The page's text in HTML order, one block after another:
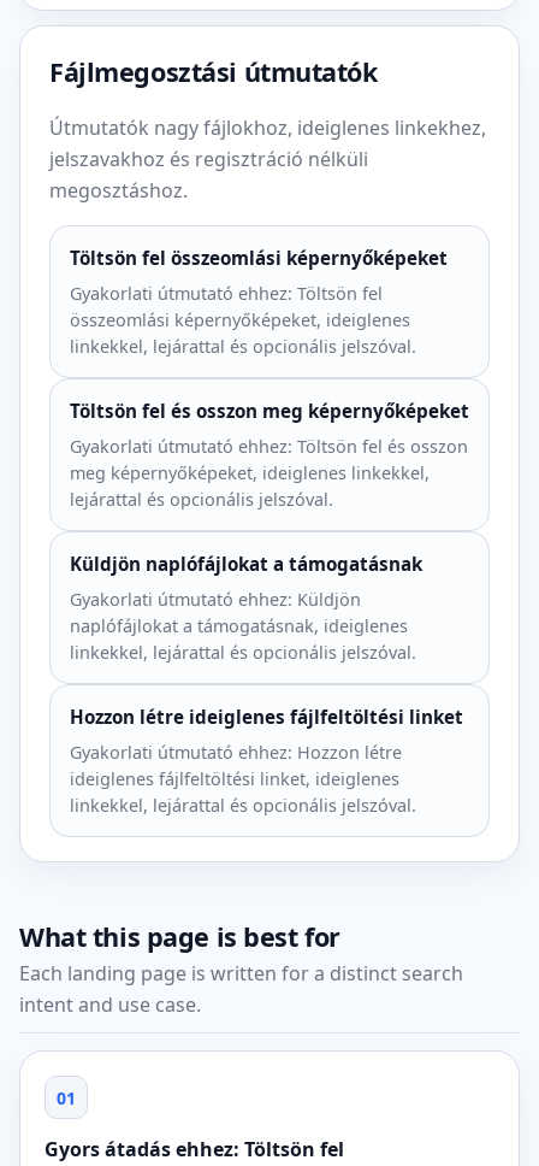
Fájlmegosztási útmutatók
Útmutatók nagy fájlokhoz, ideiglenes linkekhez,
jelszavakhoz és regisztráció nélküli
megosztáshoz.
Töltsön fel összeomlási képernyőképeket
Gyakorlati útmutató ehhez: Töltsön fel
összeomlási képernyőképeket, ideiglenes
linkekkel, lejárattal és opcionális jelszóval.
Töltsön fel és osszon meg képernyőképeket
Gyakorlati útmutató ehhez: Töltsön fel és osszon
meg képernyőképeket, ideiglenes linkekkel,
lejárattal és opcionális jelszóval.
Küldjön naplófájlokat a támogatásnak
Gyakorlati útmutató ehhez: Küldjön
naplófájlokat a támogatásnak, ideiglenes
linkekkel, lejárattal és opcionális jelszóval.
Hozzon létre ideiglenes fájlfeltöltési linket
Gyakorlati útmutató ehhez: Hozzon létre
ideiglenes fájlfeltöltési linket, ideiglenes
linkekkel, lejárattal és opcionális jelszóval.
What this page is best for
Each landing page is written for a distinct search
intent and use case.
01
Gyors átadás ehhez: Töltsön fel